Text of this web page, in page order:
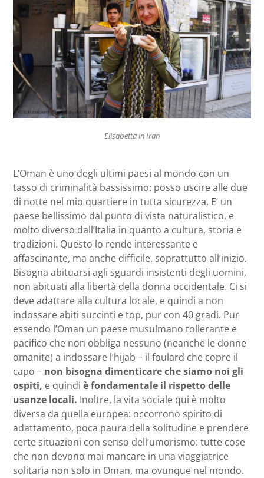
Elisabetta in Iran
L’Oman è uno degli ultimi paesi al mondo con un
tasso di criminalità bassissimo: posso uscire alle due
di notte nel mio quartiere in tutta sicurezza. E’ un
paese bellissimo dal punto di vista naturalistico, e
molto diverso dall’Italia in quanto a cultura, storia e
tradizioni. Questo lo rende interessante e
affascinante, ma anche difficile, soprattutto all’inizio.
Bisogna abituarsi agli sguardi insistenti degli uomini,
non abituati alla libertà della donna occidentale. Ci si
deve adattare alla cultura locale, e quindi a non
indossare abiti succinti e top, pur con 40 gradi. Pur
essendo l’Oman un paese musulmano tollerante e
pacifico che non obbliga nessuno (neanche le donne
omanite) a indossare l’hijab – il foulard che copre il
capo – non bisogna dimenticare che siamo noi gli
ospiti, e quindi è fondamentale il rispetto delle
usanze locali. Inoltre, la vita sociale qui è molto
diversa da quella europea: occorrono spirito di
adattamento, poca paura della solitudine e prendere
certe situazioni con senso dell’umorismo: tutte cose
che non devono mai mancare in una viaggiatrice
solitaria non solo in Oman, ma ovunque nel mondo.